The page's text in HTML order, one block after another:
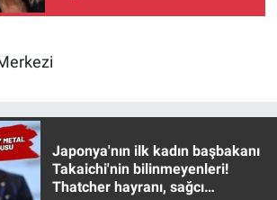
Japonya'nın ilk kadın başbakanı
Takaichi'nin bilinmeyenleri!
Thatcher hayranı, sağcı